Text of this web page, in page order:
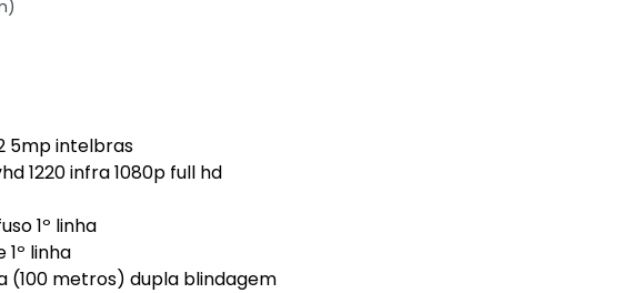
5mp intelbras
1220 infra 1080p full hd
1º linha
linha
(100 metros) dupla blindagem